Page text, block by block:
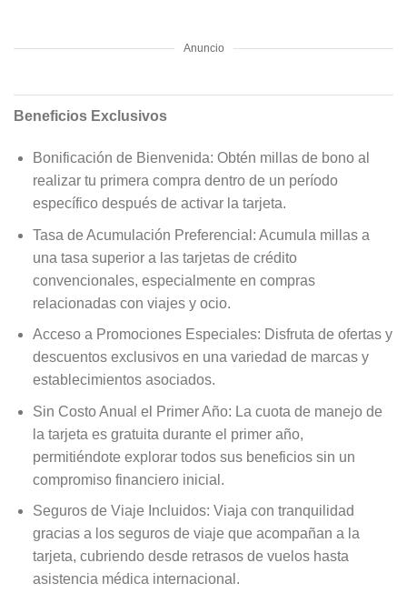
Anuncio
Beneficios Exclusivos
Bonificación de Bienvenida: Obtén millas de bono al
realizar tu primera compra dentro de un período
específico después de activar la tarjeta.
Tasa de Acumulación Preferencial: Acumula millas a
una tasa superior a las tarjetas de crédito
convencionales, especialmente en compras
relacionadas con viajes y ocio.
Acceso a Promociones Especiales: Disfruta de ofertas y
descuentos exclusivos en una variedad de marcas y
establecimientos asociados.
Sin Costo Anual el Primer Año: La cuota de manejo de
la tarjeta es gratuita durante el primer año,
permitiéndote explorar todos sus beneficios sin un
compromiso financiero inicial.
Seguros de Viaje Incluidos: Viaja con tranquilidad
gracias a los seguros de viaje que acompañan a la
tarjeta, cubriendo desde retrasos de vuelos hasta
asistencia médica internacional.